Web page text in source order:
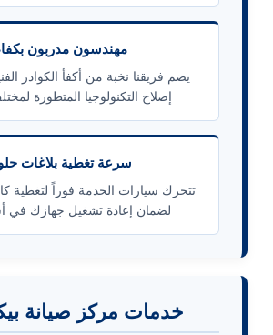
مهندسون مدربون
يضم فريقنا نخبة من أكفأ الكوادر
إصلاح التكنولوجيا المتطورة
سرعة تغطية بلاغات
تتحرك سيارات الخدمة فوراً لتغطية
لضمان إعادة تشغيل جهازك
خدمات مركز صيانة